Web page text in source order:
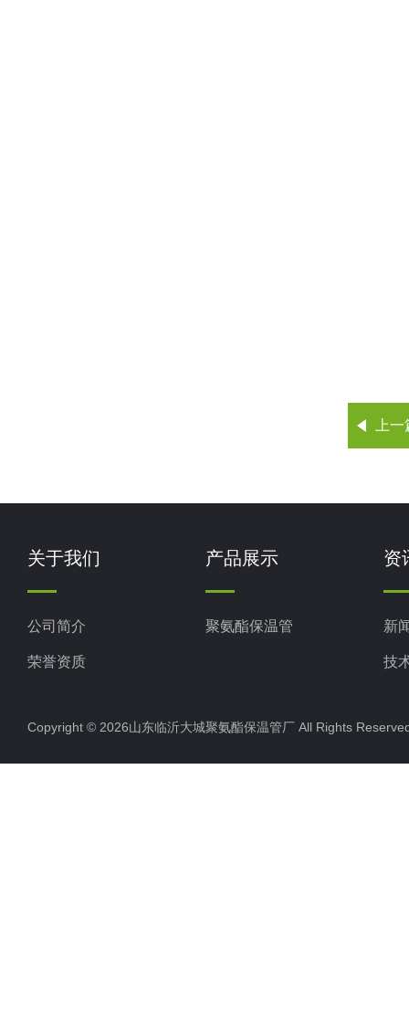
上
关于我们
公司简介
荣誉资质
产品展示
聚氨酯保温管
资
新
技
Copyright © 2026山东临沂大城聚氨酯保温管厂 All Rights